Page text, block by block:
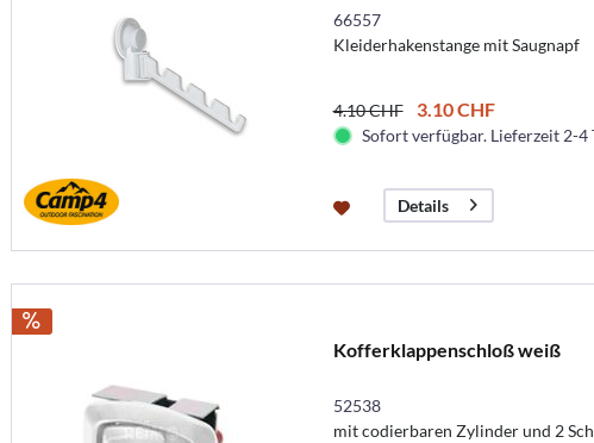
66557
Kleiderhakenstange mit Saugnapf
4.10 CHF 3.10 CHF
Sofort verfügbar. Lieferzeit 2-4
Details
Kofferklappenschloß weiß
52538
mit codierbaren Zylinder und 2